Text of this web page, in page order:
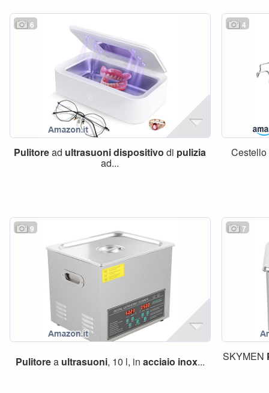
6
Pulitoread ultrasuonidispositivo di pulizia
ad...
4
9
Pulitorea ultrasuoni, 10 l, in acciaio inox...
7
SKYMEN